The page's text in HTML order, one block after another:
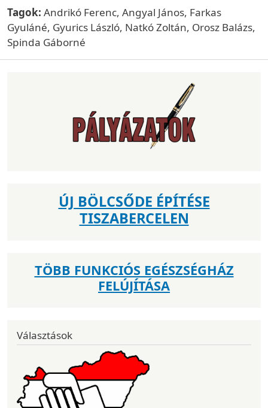
Tagok: Andrikó Ferenc, Angyal János, Farkas
Gyuláné, Gyurics László, Natkó Zoltán, Orosz Balázs,
Spinda Gáborné
ÚJ BÖLCSŐDE ÉPÍTÉSE
TISZABERCELEN
TÖBB FUNKCIÓS EGÉSZSÉGHÁZ
FELÚJÍTÁSA
Választások